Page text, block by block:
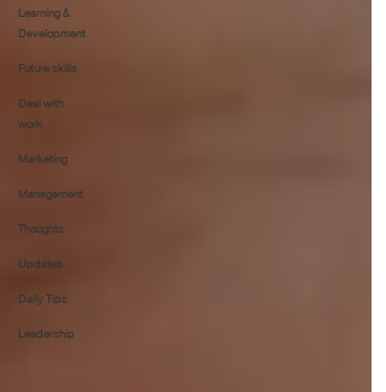
Learning &
Development
Future skills
Deal with
work
Marketing
Management
Thoughts
Updates
Daily Tips
Leadership